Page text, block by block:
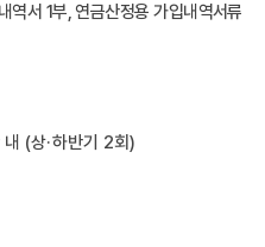
역서 1부, 연금산정용 가입내역서류
(상·하반기 2회)